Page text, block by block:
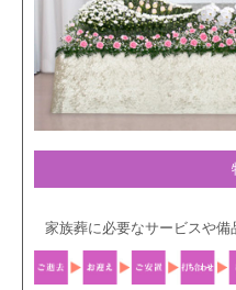
家族葬に必要なサービスや備